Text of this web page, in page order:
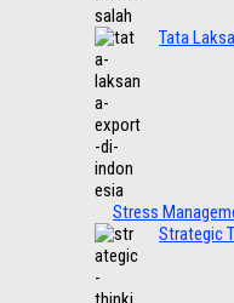
Tata
Stress
Strategic